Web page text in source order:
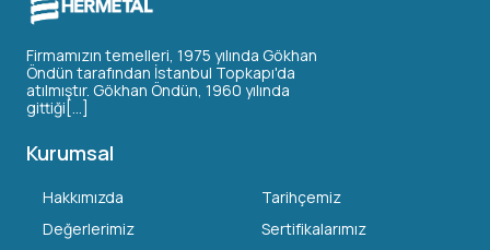
Firmamızın temelleri, 1975 yılında Gökhan
Öndün tarafından İstanbul Topkapı'da
atılmıştır. Gökhan Öndün, 1960 yılında
gittiği[...]
Kurumsal
Hakkımızda
Tarihçemiz
Değerlerimiz
Sertifikalarımız